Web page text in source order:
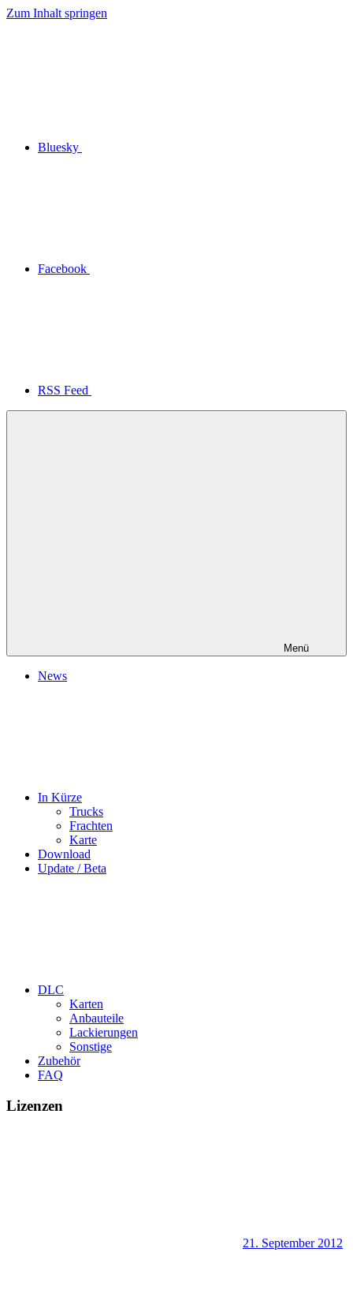
Zum Inhalt springen
Bluesky
Facebook
RSS Feed
Menü
News
In Kürze
Trucks
Frachten
Karte
Download
Update / Beta
DLC
Karten
Anbauteile
Lackierungen
Sonstige
Zubehör
FAQ
Lizenzen
21. September 2012